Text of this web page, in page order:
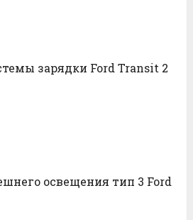
зарядки Ford Transit 2
освещения тип 3 Ford